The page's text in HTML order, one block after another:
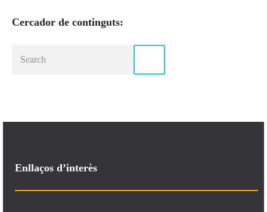
Cercador de continguts:
Enllaços d’interès